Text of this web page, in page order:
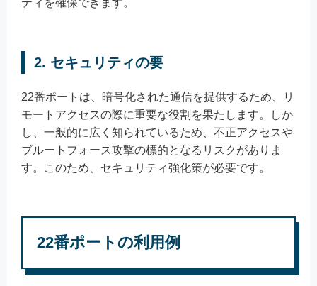
ティを確保できます。
2. セキュリティの要
22番ポートは、暗号化された通信を提供するため、リ
モートアクセスの際に重要な役割を果たします。しか
し、一般的に広く知られているため、不正アクセスや
ブルートフォース攻撃の標的となるリスクがありま
す。このため、セキュリティ強化策が必要です。
22番ポートの利用例